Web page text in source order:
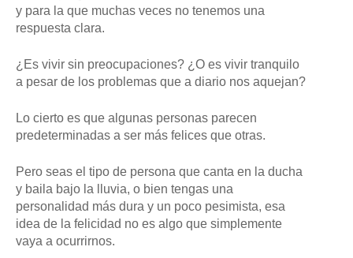
M
A
G
N
G
T
Y
A
G
S
,
m
a
i
ó
d
e
a
r
t
í
c
u
r
,
y para la que muchas veces no tenemos una
respuesta clara.
¿Es vivir sin preocupaciones? ¿O es vivir tranquilo
a pesar de los problemas que a diario nos aquejan?
Lo cierto es que algunas personas parecen
predeterminadas a ser más felices que otras.
Pero seas el tipo de persona que canta en la ducha
y baila bajo la lluvia, o bien tengas una
personalidad más dura y un poco pesimista, esa
idea de la felicidad no es algo que simplemente
vaya a ocurrirnos.